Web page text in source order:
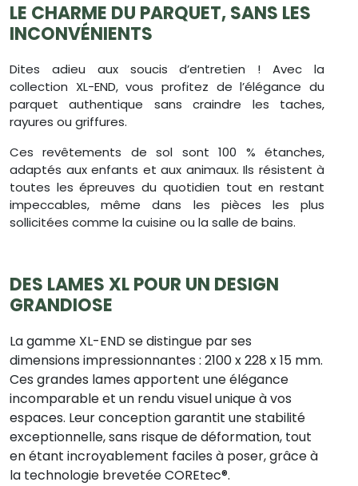
LE CHARME DU PARQUET, SANS LES
INCONVÉNIENTS
Dites adieu aux soucis d’entretien ! Avec la
collection XL-END, vous profitez de l’élégance du
parquet authentique sans craindre les taches,
rayures ou griffures.
Ces revêtements de sol sont 100 % étanches,
adaptés aux enfants et aux animaux. Ils résistent à
toutes les épreuves du quotidien tout en restant
impeccables, même dans les pièces les plus
sollicitées comme la cuisine ou la salle de bains.
DES LAMES XL POUR UN DESIGN
GRANDIOSE
La gamme XL-END se distingue par ses
dimensions impressionnantes : 2100 x 228 x 15 mm.
Ces grandes lames apportent une élégance
incomparable et un rendu visuel unique à vos
espaces. Leur conception garantit une stabilité
exceptionnelle, sans risque de déformation, tout
en étant incroyablement faciles à poser, grâce à
la technologie brevetée COREtec®.